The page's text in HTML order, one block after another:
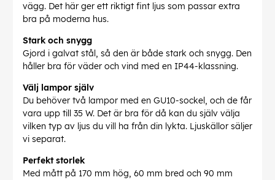
vägg. Det här ger ett riktigt fint ljus som passar extra
bra på moderna hus.
Stark och snygg
Gjord i galvat stål, så den är både stark och snygg. Den
håller bra för väder och vind med en IP44-klassning.
Välj lampor själv
Du behöver två lampor med en GU10-sockel, och de får
vara upp till 35 W. Det är bra för då kan du själv välja
vilken typ av ljus du vill ha från din lykta. Ljuskällor säljer
vi separat.
Perfekt storlek
Med mått på 170 mm hög, 60 mm bred och 90 mm